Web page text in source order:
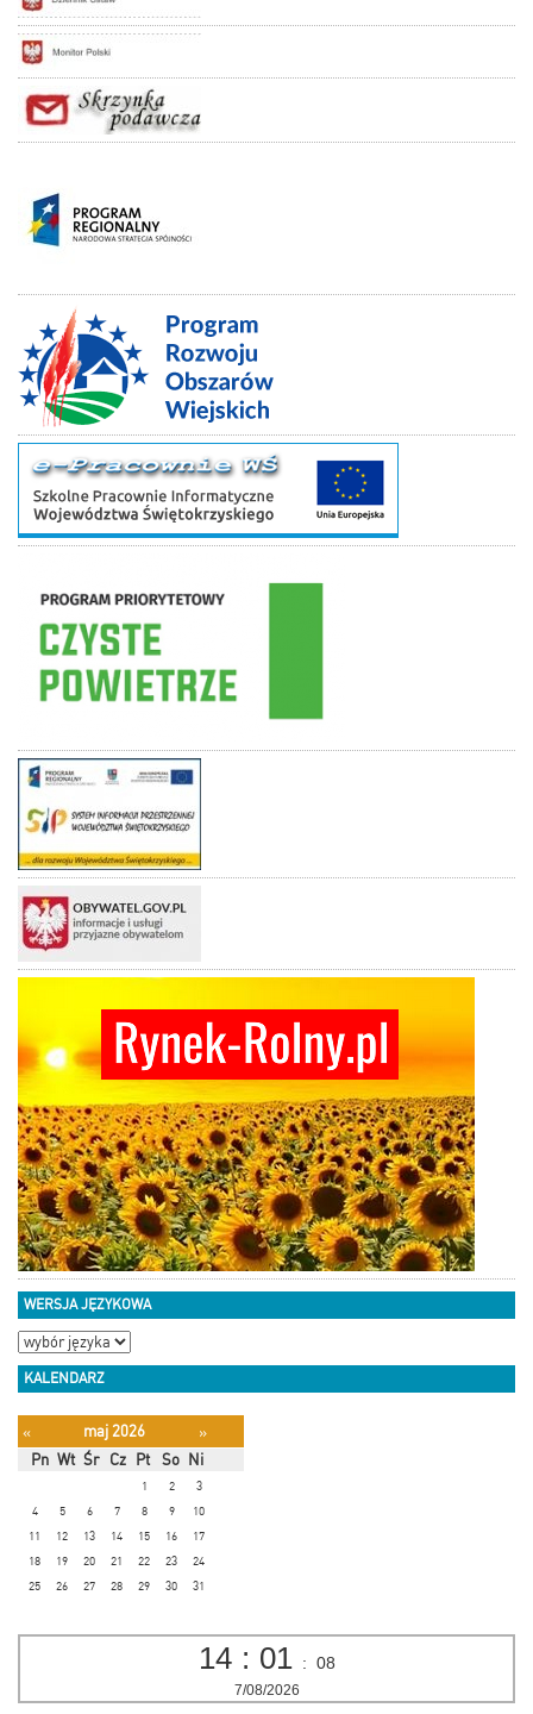
WERSJA JĘZYKOWA
KALENDARZ
« maj 2026
»
Pn Wt Śr Cz Pt So Ni
1 2
3
4
5 6 7 8 9
10
11
12 13 14 15 16
17
18
19 20 21 22 23
24
25
26 27 28 29 30 31
14 : 01 : 09
7/08/2026